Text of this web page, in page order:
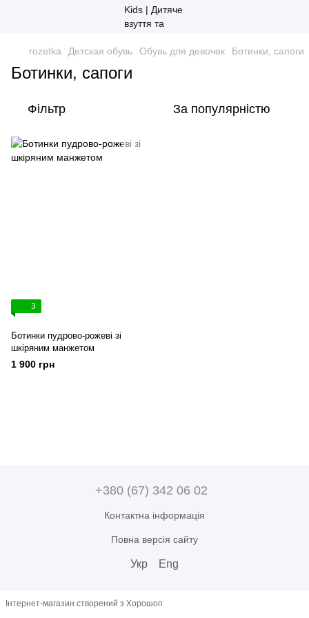
rozetka Детская обувь Обувь для девочек Ботинки, сапоги
Ботинки, сапоги
Фільтр За популярністю
3
Ботинки пудрово-рожеві зі
шкіряним манжетом
1 900 грн
+380 (67) 342 06 02
Контактна інформація
Повна версія сайту
Укр Eng
Інтернет-магазин створений з Хорошоп